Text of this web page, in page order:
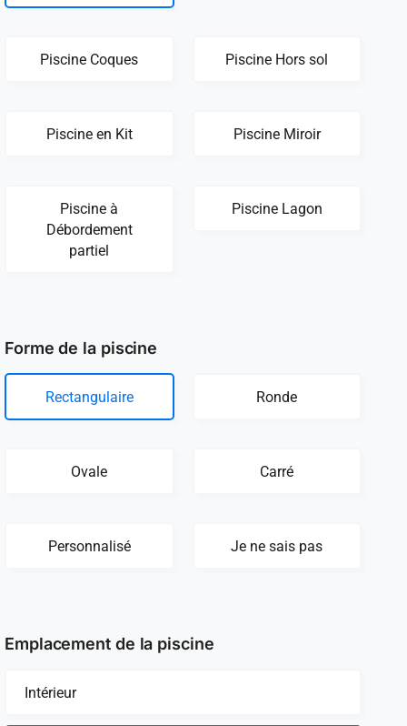
Piscine Coques Piscine Hors sol
Piscine en Kit Piscine Miroir
Piscine à
Débordement
partiel
Piscine Lagon
Forme de la piscine
Rectangulaire Ronde
Ovale Carré
Personnalisé Je ne sais pas
Emplacement de la piscine
Intérieur